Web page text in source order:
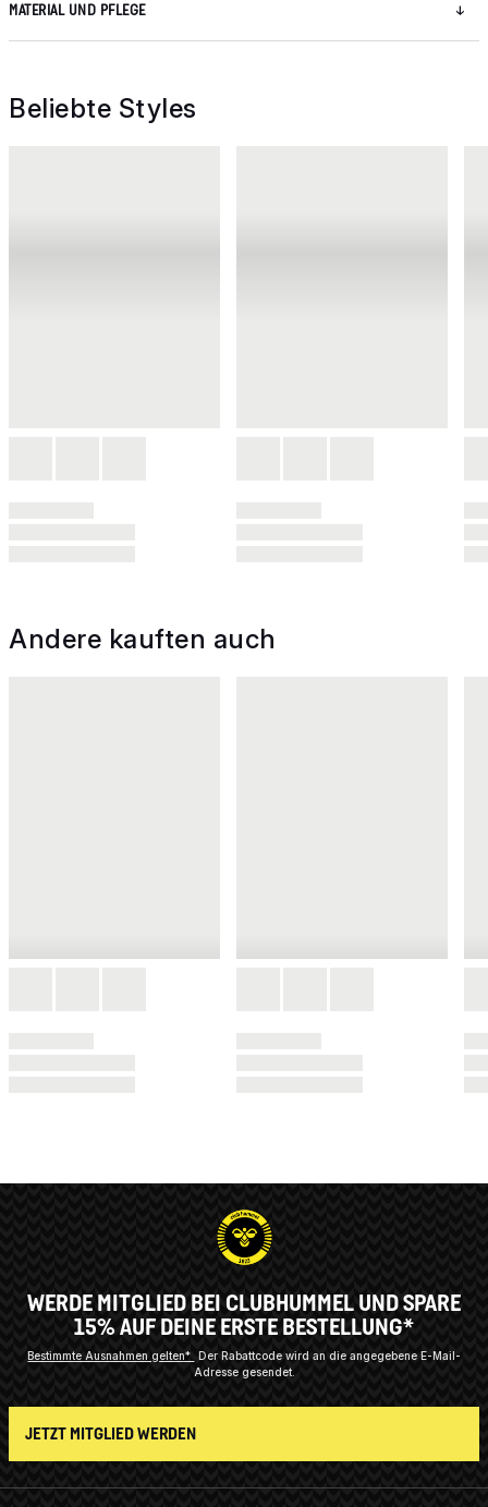
MATERIAL UND PFLEGE
Beliebte Styles
Andere kauften auch
WERDE MITGLIED BEI CLUBHUMMEL UND SPARE
15% AUF DEINE ERSTE BESTELLUNG*
Bestimmte Ausnahmen gelten* Der Rabattcode wird an die angegebene E-Mail-
Adresse gesendet.
JETZT MITGLIED WERDEN